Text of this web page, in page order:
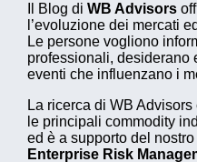
Il Blog di WB Advisors
l’evoluzione dei mercati
Le persone vogliono
professionali, desiderano
eventi che influenzano i
La ricerca di WB
le principali commodity
ed è a supporto del
Enterprise Risk